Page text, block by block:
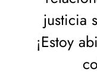
justicia
¡Estoy